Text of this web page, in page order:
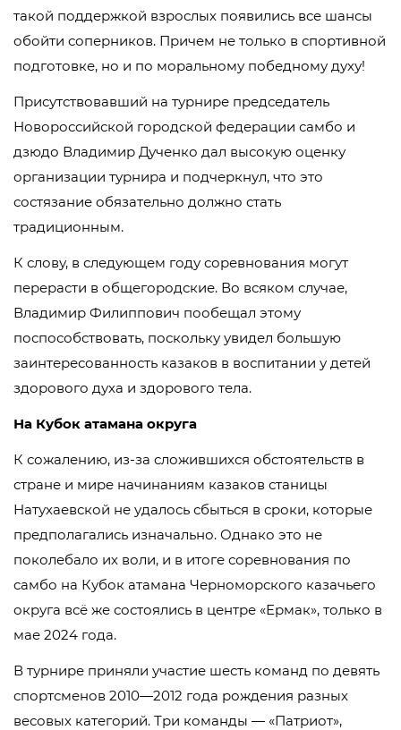
такой поддержкой взрослых появились все шансы
обойти соперников. Причем не только в спортивной
подготовке, но и по моральному победному духу!
Присутствовавший на турнире председатель
Новороссийской городской федерации самбо и
дзюдо Владимир Дученко дал высокую оценку
организации турнира и подчеркнул, что это
состязание обязательно должно стать
традиционным.
К слову, в следующем году соревнования могут
перерасти в общегородские. Во всяком случае,
Владимир Филиппович пообещал этому
поспособствовать, поскольку увидел большую
заинтересованность казаков в воспитании у детей
здорового духа и здорового тела.
На Кубок атамана округа
К сожалению, из-за сложившихся обстоятельств в
стране и мире начинаниям казаков станицы
Натухаевской не удалось сбыться в сроки, которые
предполагались изначально. Однако это не
поколебало их воли, и в итоге соревнования по
самбо на Кубок атамана Черноморского казачьего
округа всё же состоялись в центре «Ермак», только в
мае 2024 года.
В турнире приняли участие шесть команд по девять
спортсменов 2010—2012 года рождения разных
весовых категорий. Три команды — «Патриот»,